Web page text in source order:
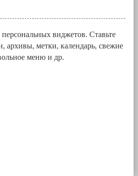
виджетов. Ставьте
архивы, метки, календарь, свежие
меню и др.